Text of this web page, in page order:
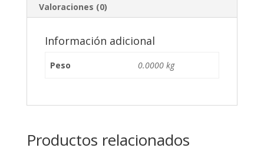
Valoraciones (0)
Información adicional
Peso 0.0000 kg
Productos relacionados